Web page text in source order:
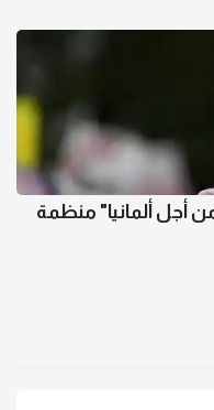
أجل ألمانيا" منظمة